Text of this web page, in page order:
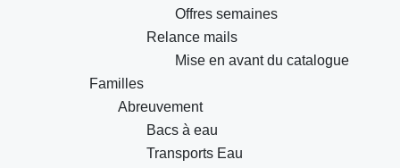
Offres semaines
Relance mails
Mise en avant du catalogue
Familles
Abreuvement
Bacs à eau
Transports Eau